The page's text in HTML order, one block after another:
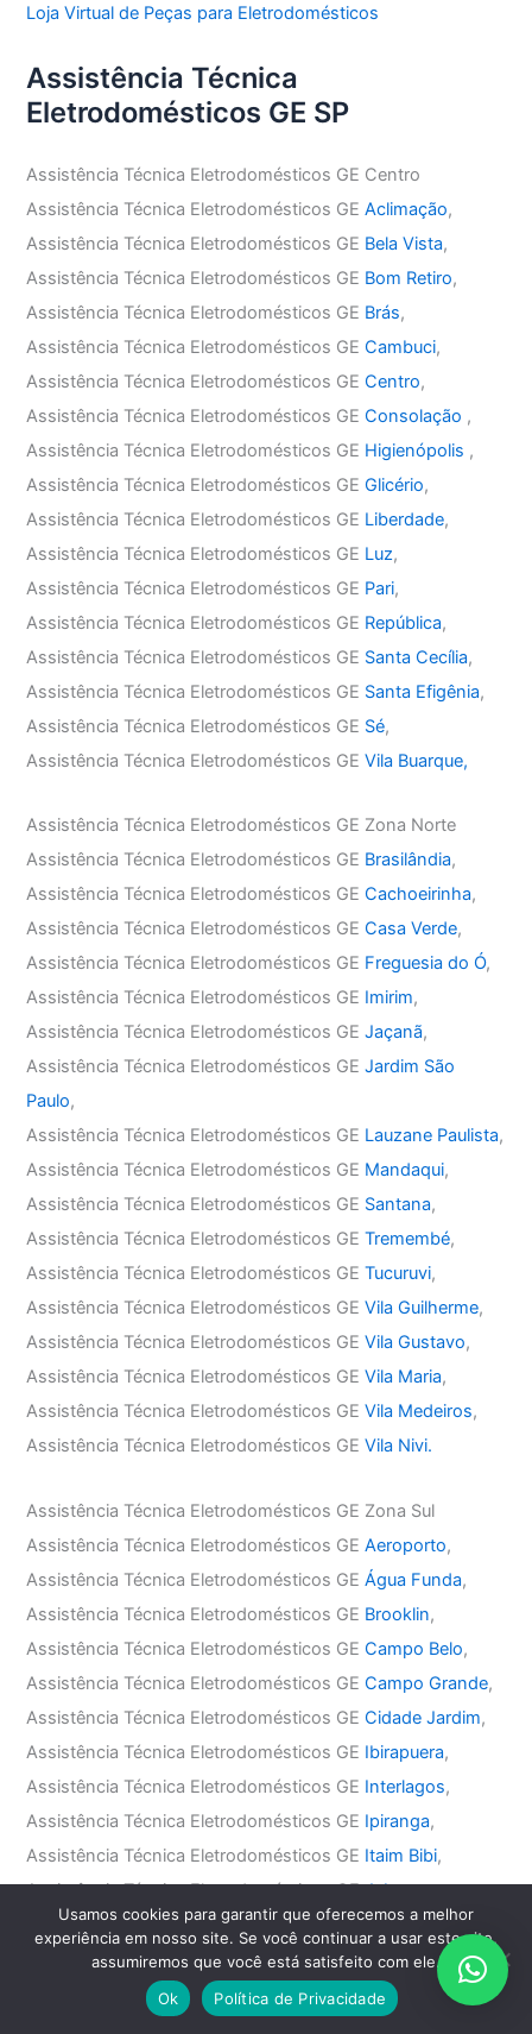
Loja Virtual de Peças para Eletrodomésticos
Assistência Técnica
Eletrodomésticos GE SP
Assistência Técnica Eletrodomésticos GE Centro
Assistência Técnica Eletrodomésticos GEAclimação,
Assistência Técnica Eletrodomésticos GE Bela Vista,
Assistência Técnica Eletrodomésticos GE Bom Retiro,
Assistência Técnica Eletrodomésticos GE Brás,
Assistência Técnica Eletrodomésticos GECambuci,
Assistência Técnica Eletrodomésticos GECentro,
Assistência Técnica Eletrodomésticos GEConsolação ,
Assistência Técnica Eletrodomésticos GE Higienópolis ,
Assistência Técnica Eletrodomésticos GEGlicério,
Assistência Técnica Eletrodomésticos GE Liberdade,
Assistência Técnica Eletrodomésticos GE Luz,
Assistência Técnica Eletrodomésticos GE Pari,
Assistência Técnica Eletrodomésticos GE República,
Assistência Técnica Eletrodomésticos GE Santa Cecília,
Assistência Técnica Eletrodomésticos GE Santa Efigênia,
Assistência Técnica Eletrodomésticos GE Sé,
Assistência Técnica Eletrodomésticos GEVila Buarque,
Assistência Técnica Eletrodomésticos GE Zona Norte
Assistência Técnica Eletrodomésticos GE Brasilândia,
Assistência Técnica Eletrodomésticos GECachoeirinha,
Assistência Técnica Eletrodomésticos GECasa Verde,
Assistência Técnica Eletrodomésticos GE Freguesia do Ó,
Assistência Técnica Eletrodomésticos GE Imirim,
Assistência Técnica Eletrodomésticos GEJaçanã,
Assistência Técnica Eletrodomésticos GEJardim São
Paulo,
Assistência Técnica Eletrodomésticos GE Lauzane Paulista,
Assistência Técnica Eletrodomésticos GE Mandaqui,
Assistência Técnica Eletrodomésticos GE Santana,
Assistência Técnica Eletrodomésticos GETremembé,
Assistência Técnica Eletrodomésticos GETucuruvi,
Assistência Técnica Eletrodomésticos GEVila Guilherme,
Assistência Técnica Eletrodomésticos GEVila Gustavo,
Assistência Técnica Eletrodomésticos GEVila Maria,
Assistência Técnica Eletrodomésticos GEVila Medeiros,
Assistência Técnica Eletrodomésticos GEVila Nivi.
Assistência Técnica Eletrodomésticos GE Zona Sul
Assistência Técnica Eletrodomésticos GEAeroporto,
Assistência Técnica Eletrodomésticos GEÁgua Funda,
Assistência Técnica Eletrodomésticos GE Brooklin,
Assistência Técnica Eletrodomésticos GECampo Belo,
Assistência Técnica Eletrodomésticos GECampo Grande,
Assistência Técnica Eletrodomésticos GECidade Jardim,
Assistência Técnica Eletrodomésticos GE Ibirapuera,
Assistência Técnica Eletrodomésticos GE Interlagos,
Assistência Técnica Eletrodomésticos GE Ipiranga,
Assistência Técnica Eletrodomésticos GE Itaim Bibi,
Assistência Técnica Eletrodomésticos GEJabaquara,
Assistência Técnica Eletrodomésticos GEJardim América
Assistência Técnica Eletrodomésticos GEJardim Europa,
Assistência Técnica Eletrodomésticos GEJardim Paulista
Usamos cookies para garantir que oferecemos a melhor
experiência em nosso site. Se você continuar a usar este site,
assumiremos que você está satisfeito com ele.
Ok
Política de Privacidade